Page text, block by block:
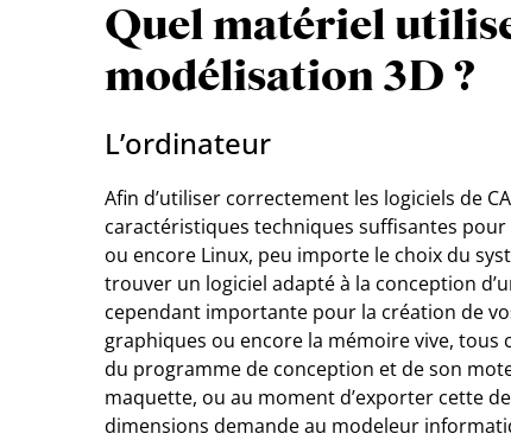
Quel matériel
modélisation 3D ?
L’ordinateur
Afin d’utiliser correctement les logiciels de
caractéristiques techniques suffisantes pour
ou encore Linux, peu importe le choix du
trouver un logiciel adapté à la conception
cependant importante pour la création de
graphiques ou encore la mémoire vive,
du programme de conception et de son
maquette, ou au moment d’exporter cette
dimensions demande au modeleur